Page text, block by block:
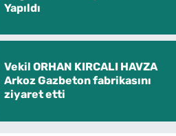
Yapıldı
Vekil ORHAN KIRCALI HAVZA
Arkoz Gazbeton fabrikasını
ziyaret etti